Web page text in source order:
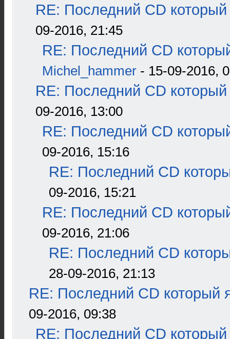
RE: Последний CD который
09-2016, 21:45
RE: Последний CD
Michel_hammer - 15-09-2016,
RE: Последний CD который
09-2016, 13:00
RE: Последний CD
09-2016, 15:16
RE: Последний CD
09-2016, 15:21
RE: Последний CD
09-2016, 21:06
RE: Последний CD
28-09-2016, 21:13
RE: Последний CD который
09-2016, 09:38
RE: Последний CD который